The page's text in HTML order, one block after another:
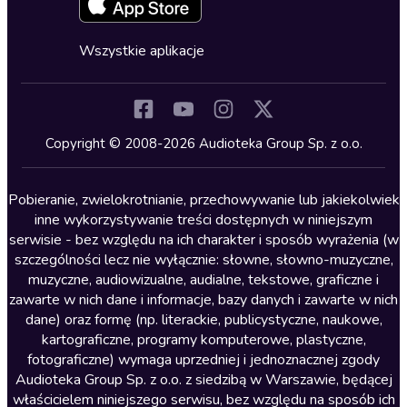
Kryminały
Lektury szkolne
Literatura anglojęzyczna
Literatura faktu
Literatura obyczajowa
Literatura piękna obca
Literatura piękna polska
Nagrania relaksacyjne
Nauka języków
Cykle audiobooków
Wszystkie aplikacje
Copyright © 2008-2026 Audioteka Group Sp. z o.o.
Pobieranie, zwielokrotnianie, przechowywanie lub jakiekolwiek
inne wykorzystywanie treści dostępnych w niniejszym
serwisie - bez względu na ich charakter i sposób wyrażenia (w
szczególności lecz nie wyłącznie: słowne, słowno-muzyczne,
muzyczne, audiowizualne, audialne, tekstowe, graficzne i
zawarte w nich dane i informacje, bazy danych i zawarte w nich
dane) oraz formę (np. literackie, publicystyczne, naukowe,
kartograficzne, programy komputerowe, plastyczne,
fotograficzne) wymaga uprzedniej i jednoznacznej zgody
Audioteka Group Sp. z o.o. z siedzibą w Warszawie, będącej
właścicielem niniejszego serwisu, bez względu na sposób ich